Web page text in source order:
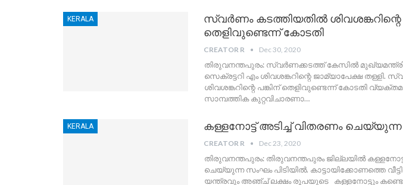
KERALA
സ്വര്‍ണം കടത്തിയതില്‍ ശിവശങ്കറിന്റെ
തെളിവുണ്ടെന്ന് കോടതി
CREATOR R Dec 30, 2020
തിരുവനന്തപുരം: സ്വര്‍ണക്കടത്ത് കേസില്‍
സെക്രട്ടറി എം ശിവശങ്കറിന്റെ ജാമ്യാപേക്ഷ തള്ളി.
ശിവശങ്കറിന്റെ പങ്കിന് തെളിവുണ്ടെന്ന് കോടതി
സാമ്പത്തിക കുറ്റവിചാരണാ…
KERALA കള്ളനോട്ട് അടിച്ച് വിതരണം ചെയ്യുന്ന
CREATOR R Dec 23, 2020
തിരുവനന്തപുരം: തിരുവനന്തപുരം ജില്ലയിൽ
ചെയ്യുന്ന സംഘം പിടിയിൽ. കാട്ടായിക്കോണത്തെ
യന്ത്രവും അഞ്ച് ലക്ഷം രൂപയുടെ കള്ളനോട്ടും